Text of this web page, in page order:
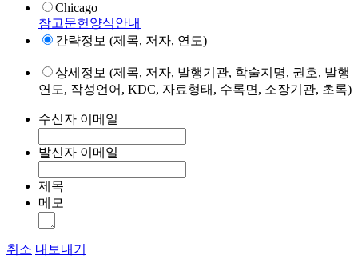
Chicago
참고문헌양식안내
간략정보 (제목, 저자, 연도)
상세정보 (제목, 저자, 발행기관, 학술지명, 권호, 발행
연도, 작성언어, KDC, 자료형태, 수록면, 소장기관, 초록)
수신자 이메일
발신자 이메일
제목
메모
취소 내보내기